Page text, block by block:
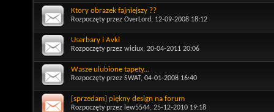
Ktory obrazek fajniejszy ??
Rozpoczęty przez OverLord, 12-09-2008 18:12
Userbary i Avki
Rozpoczęty przez wiciux, 20-04-2011 20:06
Wasze ulubione tapety...
Rozpoczęty przez SWAT, 04-01-2008 16:40
[sprzedam] piękny design na forum
Rozpoczęty przez lew5544, 25-12-2010 19:18